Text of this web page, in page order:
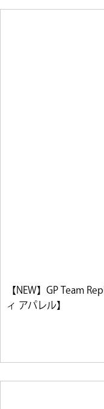
【NEW】GP Team
ィ アパレル】